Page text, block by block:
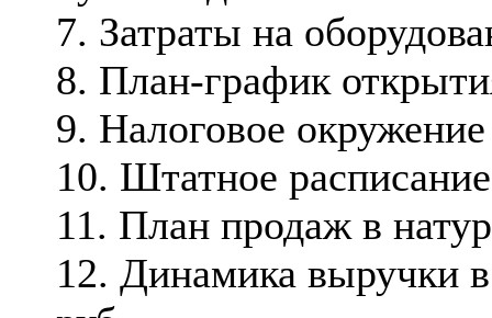
7. Затраты на
8. План-график
9. Налоговое
10. Штатное расписание
11. План продаж в
12. Динамика выручки